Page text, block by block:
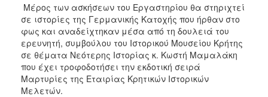
Μέρος των ασκήσεων του Εργαστηρίου θα στηριχτεί
σε ιστορίες της Γερμανικής Κατοχής που ήρθαν στο
φως και αναδείχτηκαν μέσα από τη δουλειά του
ερευνητή, συμβούλου του Ιστορικού Μουσείου Κρήτης
σε θέματα Νεότερης Ιστορίας κ. Κωστή Μαμαλάκη
που έχει τροφοδοτήσει την εκδοτική σειρά
Μαρτυρίες της Εταιρίας Κρητικών Ιστορικών
Μελετών.